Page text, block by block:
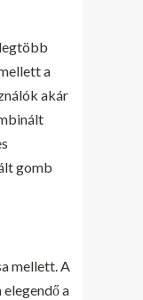
a
akár
gomb
mellett. A
a